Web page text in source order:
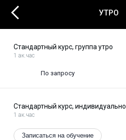
Previous УТРО
Стандартный курс, группа утро
1 ак.час
По запросу
Стандартный курс, индивидуально
1 ак.час
Записаться на обучение